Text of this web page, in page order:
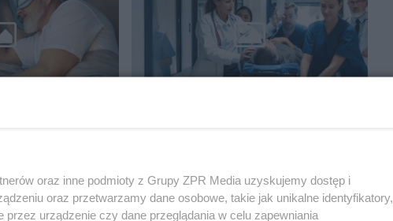
nawyki
oraz inne podmioty z Grupy ZPR Media uzyskujemy dostęp i
oraz przetwarzamy dane osobowe, takie jak unikalne identyfikatory,
przez urządzenie czy dane przeglądania w celu zapewniania